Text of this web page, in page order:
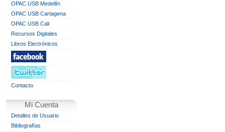
OPAC USB Medellín
OPAC USB Cartagena
OPAC USB Cali
Recursos Digitales
Libros Electrónicos
Contacto
Mi Cuenta
Detalles de Usuario
Bibliografías